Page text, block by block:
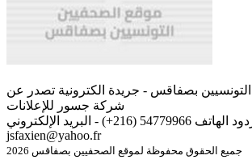
بصفاقس - جريدة الكترونية تصدر عن
شركة جسور للإعلانات
للإتصال أو نشر الردود الهاتف 54779966 (216+) - البريد الإلكتروني
jsfaxien@yahoo.fr
جميع الحقوق محفوظة لموقع الصحفيين بصفاقس 2026